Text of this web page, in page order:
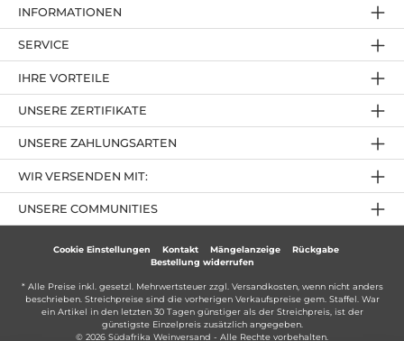
IHRE VORTEILE
UNSERE ZAHLUNGSARTEN
UNSERE ZERTIFIKATE
INFORMATIONEN
SERVICE
UNSERE COMMUNITIES
WIR VERSENDEN MIT:
Cookie Einstellungen Kontakt Mängelanzeige
Rückgabe
Bestellung widerrufen
* Alle Preise inkl. gesetzl. Mehrwertsteuer zzgl. Versandkosten, wenn nicht anders
beschrieben. Streichpreise sind die vorherigen Verkaufspreise gem. Staffel. War
ein Artikel in den letzten 30 Tagen günstiger als der Streichpreis, ist der
günstigste Einzelpreis zusätzlich angegeben.
© 2026 Südafrika Weinversand - Alle Rechte vorbehalten.